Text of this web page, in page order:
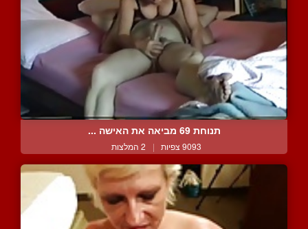
תנוחת 69 מביאה את האישה ...
9093 צפיות | 2 המלצות